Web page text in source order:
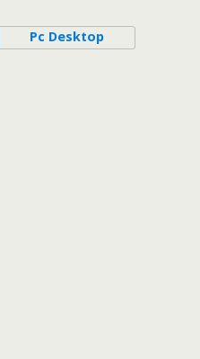
Pc Desktop